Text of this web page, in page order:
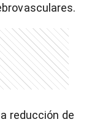
reducción de